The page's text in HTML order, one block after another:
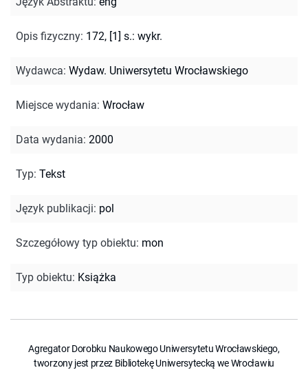
Opis fizyczny: 172, [1] s.: wykr.
Wydawca: Wydaw. Uniwersytetu Wrocławskiego
Miejsce wydania: Wrocław
Data wydania: 2000
Typ: Tekst
Język publikacji: pol
Szczegółowy typ obiektu: mon
Typ obiektu: Książka
Agregator Dorobku Naukowego Uniwersytetu Wrocławskiego,
tworzony jest przez Bibliotekę Uniwersytecką we Wrocławiu